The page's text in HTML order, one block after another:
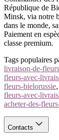
République de
Minsk, via notre
dans le monde,
Paiement en
classe premium.
Tags populaires
livraison-de-
fleurs-avec-
fleurs-bielorussie,
fleurs-avec-
acheter-des-
Contacts